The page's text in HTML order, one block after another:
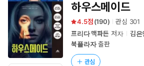
하우스메이드
4.5 (190) 관심 301
프리다 맥파든 저자 김은
북플라자출판
관심